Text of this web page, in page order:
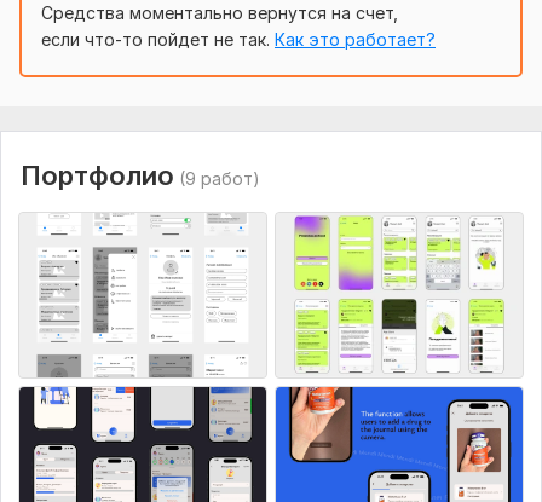
UI-Kit — создаю UI-Kit для разработчика и дальнейшего
масштабирования и поддержки дизайна;
приложения со всеми анимациями и исходниками.
Нужно для заказа:
Подробно опишите, что вы желаете видеть в дизайне:
ТЗ или наброски экранов (расположение элементов на
экране);
Дополнительные материалы (фото, лого, тексты,
графика);
3.Референсы (приложения которые вам нравятся и не
нравятся);
Логотип если есть (желательно в svg)
Средства моментально вернутся на счет,
если что-то пойдет не так. Как это работает?
Портфолио (9 работ)